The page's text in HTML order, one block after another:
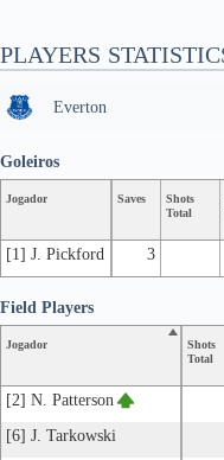
PLAYERS
Everton
Jogador Saves
Shots
Total
[1] J. Pickford 3
Goleiros
Jogador
Shots
Total
[2] N. Patterson
[6] J. Tarkowski
Field Players